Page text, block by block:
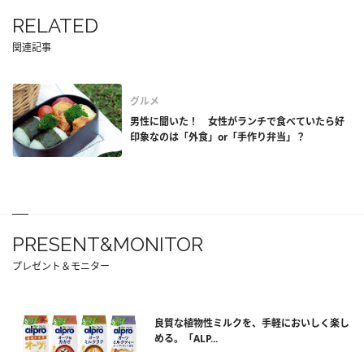
RELATED
関連記事
グルメ
男性に聞いた！ 女性がランチで食べていたら好
印象なのは「外食」or「手作り弁当」？
PRESENT&MONITOR
プレゼント＆モニター
良質な植物性ミルクを、手軽においしく楽し
める。「ALP...